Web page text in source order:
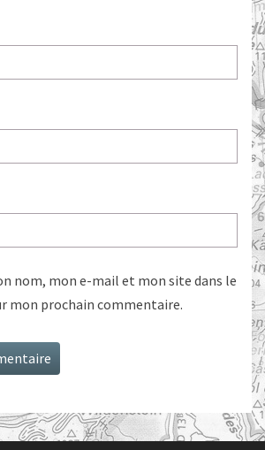
nom, mon e-mail et mon site dans le
mon prochain commentaire.